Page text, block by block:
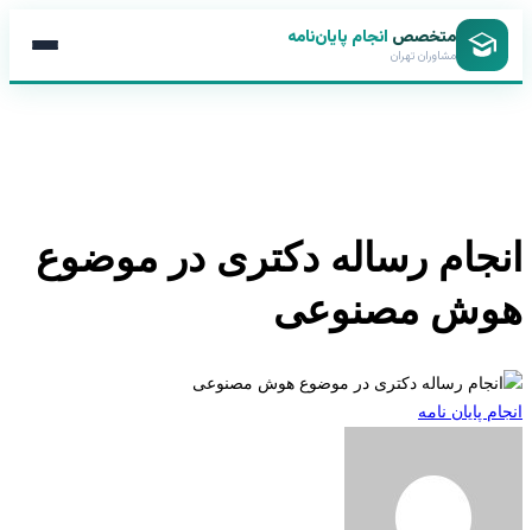
متخصصانجام پایان‌نامه
مشاوران تهران
رساله دکتری در موضوع
مصنوعی
نامه